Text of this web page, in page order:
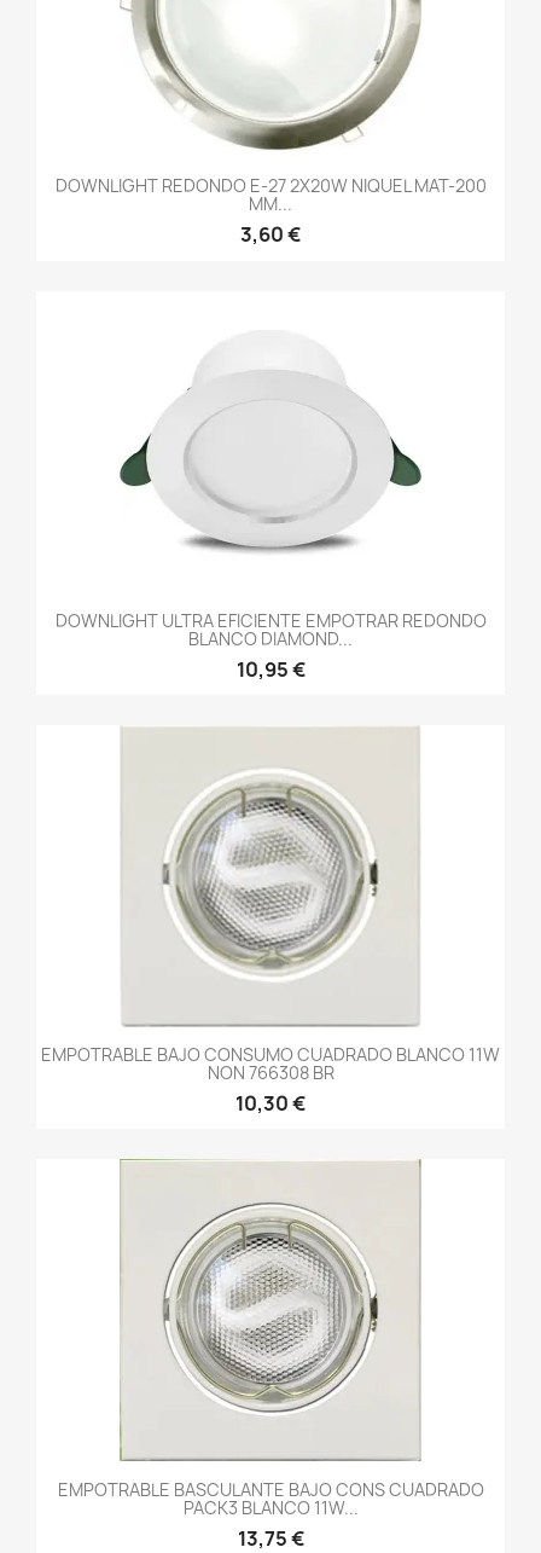
DOWNLIGHT REDONDO E-27 2X20W NIQUEL MAT-200
MM...
3,60 €
DOWNLIGHT ULTRA EFICIENTE EMPOTRAR REDONDO
BLANCO DIAMOND...
10,95 €
EMPOTRABLE BAJO CONSUMO CUADRADO BLANCO 11W
NON 766308 BR
10,30 €
EMPOTRABLE BASCULANTE BAJO CONS CUADRADO
PACK3 BLANCO 11W...
13,75 €